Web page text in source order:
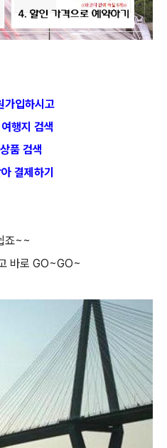
가입하시고
행지 검색
품 검색
결제하기
죠~~
바로 GO~GO~